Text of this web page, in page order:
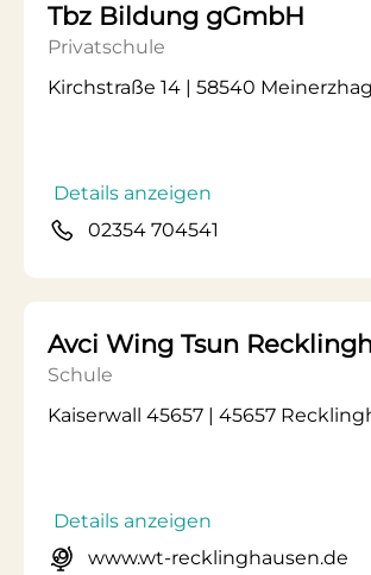
Tbz Bildung gGmbH
Privatschule
Kirchstraße 14 | 58540
Details anzeigen
02354 704541
Avci Wing Tsun
Schule
Kaiserwall 45657 | 45657
Details anzeigen
www.wt-recklinghausen.de